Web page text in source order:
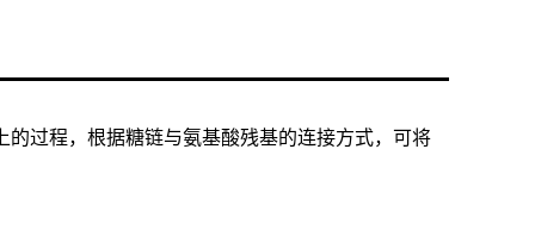
过程，根据糖链与氨基酸残基的连接方式，可将